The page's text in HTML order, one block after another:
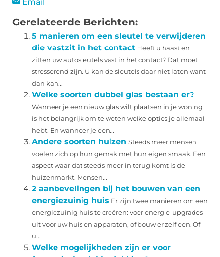
Email
Gerelateerde Berichten:
5 manieren om een sleutel te verwijderen
die vastzit in het contact Heeft u haast en
zitten uw autosleutels vast in het contact? Dat moet
stresserend zijn. U kan de sleutels daar niet laten want
dan kan...
Welke soorten dubbel glas bestaan er?
Wanneer je een nieuw glas wilt plaatsen in je woning
is het belangrijk om te weten welke opties je allemaal
hebt. En wanneer je een...
Andere soorten huizen Steeds meer mensen
voelen zich op hun gemak met hun eigen smaak. Een
aspect waar dat steeds meer in terug komt is de
huizenmarkt. Mensen...
2 aanbevelingen bij het bouwen van een
energiezuinig huis Er zijn twee manieren om een
​​energiezuinig huis te creëren: voer energie-upgrades
uit voor uw huis en apparaten, of bouw er zelf een. Of
u...
Welke mogelijkheden zijn er voor